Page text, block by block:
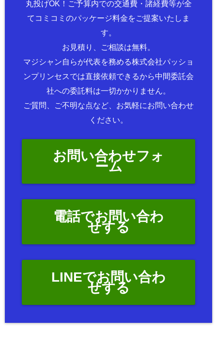
丸投げOK！ご予算内での交通費・諸経費等が全
てコミコミのパッケージ料金をご提案いたしま
す。
お見積り、ご相談は無料。
マジシャン自らが代表を務める株式会社パッショ
ンプリンセスでは直接依頼できるから中間委託会
社への委託料は一切かかりません。
ご質問、ご不明な点など、お気軽にお問い合わせ
ください。
お問い合わせフォ
ーム
電話でお問い合わ
せする
LINEでお問い合わ
せする